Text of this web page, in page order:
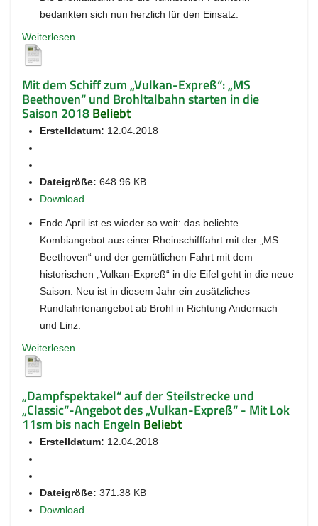
bedankten sich nun herzlich für den Einsatz.
Weiterlesen...
Mit dem Schiff zum „Vulkan-Expreß“: „MS
Beethoven“ und Brohltalbahn starten in die
Saison 2018Beliebt
Erstelldatum: 12.04.2018
Dateigröße: 648.96 KB
Download
Ende April ist es wieder so weit: das beliebte
Kombiangebot aus einer Rheinschifffahrt mit der „MS
Beethoven“ und der gemütlichen Fahrt mit dem
historischen „Vulkan-Expreß“ in die Eifel geht in die neue
Saison. Neu ist in diesem Jahr ein zusätzliches
Rundfahrtenangebot ab Brohl in Richtung Andernach
und Linz.
Weiterlesen...
„Dampfspektakel“ auf der Steilstrecke und
„Classic“-Angebot des „Vulkan-Expreß“ - Mit Lok
11sm bis nach Engeln Beliebt
Erstelldatum: 12.04.2018
Dateigröße: 371.38 KB
Download